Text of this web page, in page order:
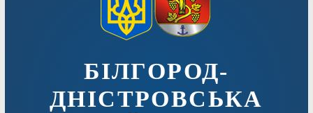
БІЛГОРОД-
ДНІСТРОВСЬКА